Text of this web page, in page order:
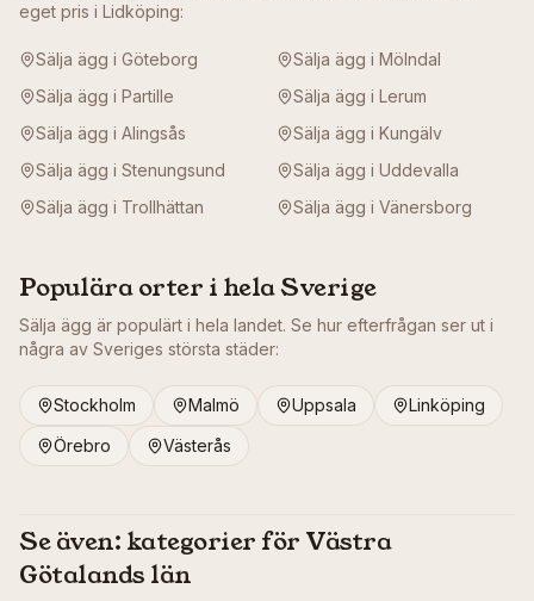
eget pris i Lidköping:
Sälja ägg i Göteborg Sälja ägg i Mölndal
Sälja ägg i Partille Sälja ägg i Lerum
Sälja ägg i Alingsås Sälja ägg i Kungälv
Sälja ägg i Stenungsund Sälja ägg i Uddevalla
Sälja ägg i Trollhättan Sälja ägg i Vänersborg
Populära orter i hela Sverige
Sälja ägg är populärt i hela landet. Se hur efterfrågan ser ut i
några av Sveriges största städer:
Stockholm Malmö Uppsala
Linköping
Örebro
Västerås
Se även: kategorier för Västra
Götalands län